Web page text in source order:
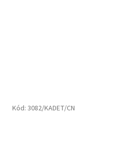
Kód: 3082/KADET/CN